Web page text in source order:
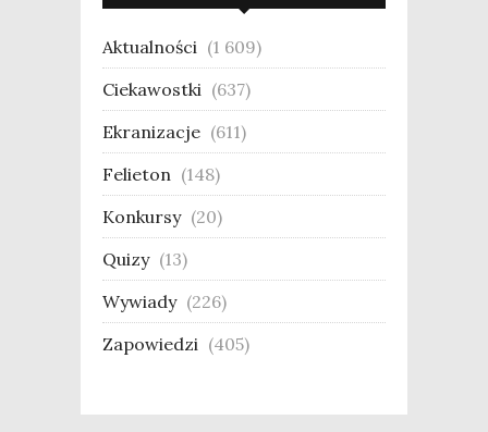
Aktualności (1 609)
Ciekawostki (637)
Ekranizacje (611)
Felieton (148)
Konkursy (20)
Quizy (13)
Wywiady (226)
Zapowiedzi (405)